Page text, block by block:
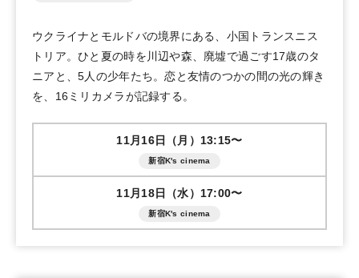
ウクライナとモルドバの境界にある、小国トランスニス
トリア。ひと夏の時を川辺や森、廃墟で過ごす17歳のタ
ニアと、5人の少年たち。恋と友情のつかの間の光の輝き
を、16ミリカメラが記録する。
11月16日（月）13:15〜
新宿K's cinema
11月18日（水）17:00〜
新宿K's cinema